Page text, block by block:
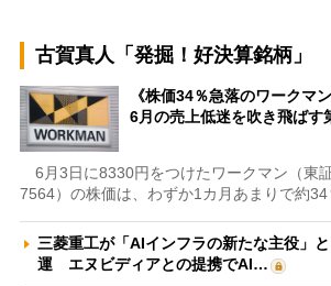
古賀真人「発掘！好決算銘柄」
《株価34％急落のワークマ
6月の売上低迷を吹き飛ば
6月3日に8330円をつけたワークマン（東
7564）の株価は、わずか1カ月あまりで約34
三菱重工が「AIインフラの新たな主役」
運 エヌビディアとの提携でAI…